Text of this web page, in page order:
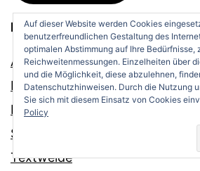
Blogroll
Arbeitsjournal zu Sven j.
Frau Indica aus FFO
Rubelmanns Parkwacht
Sophie in New York
Textweide
Auf dieser Website werden Cookies
benutzerfreundlichen Gestaltung des
optimalen Abstimmung auf Ihre Bedürfnisse,
Reichweitenmessungen. Einzelheiten über
und die Möglichkeit, diese abzulehnen,
Datenschutzhinweisen. Durch die Nutzung
Sie sich mit diesem Einsatz von Cookies
Policy